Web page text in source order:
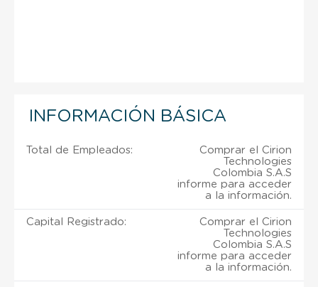
INFORMACIÓN BÁSICA
Total de Empleados:
Comprar el Cirion
Technologies
Colombia S.A.S
informe para acceder
a la información.
Capital Registrado:
Comprar el Cirion
Technologies
Colombia S.A.S
informe para acceder
a la información.